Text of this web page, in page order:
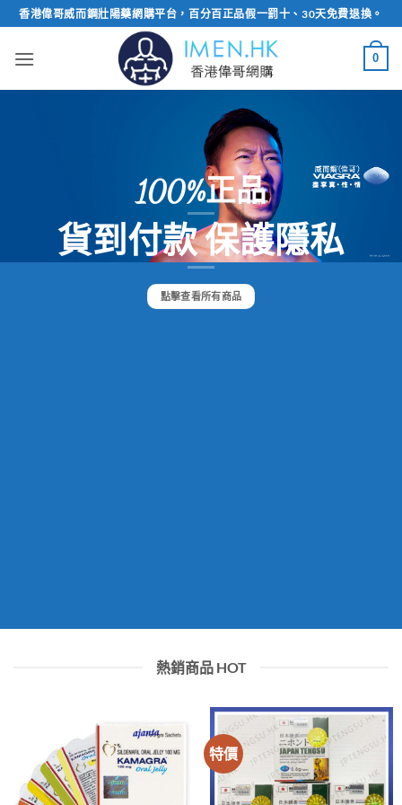
Skip
to
content
香港偉哥威而鋼壯陽藥網購平台，百分百正品假一罰十、30天免費退換。
0
100%正品
貨到付款 保護隱私
點擊查看所有商品
熱銷商品 HOT
特價